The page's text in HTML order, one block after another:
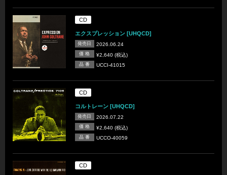
CD
エクスプレッション [UHQCD]
発売日 2026.06.24
価 格 ¥2,640 (税込)
品 番 UCCI-41015
CD
コルトレーン [UHQCD]
発売日 2026.07.22
価 格 ¥2,640 (税込)
品 番 UCCO-40059
CD